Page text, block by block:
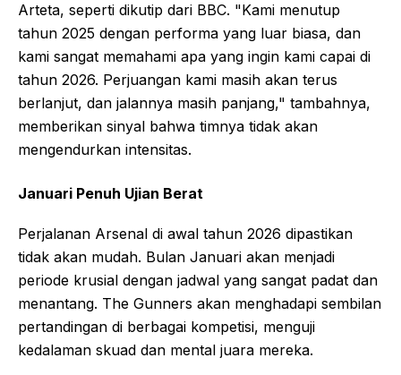
Arteta, seperti dikutip dari BBC. "Kami menutup
tahun 2025 dengan performa yang luar biasa, dan
kami sangat memahami apa yang ingin kami capai di
tahun 2026. Perjuangan kami masih akan terus
berlanjut, dan jalannya masih panjang," tambahnya,
memberikan sinyal bahwa timnya tidak akan
mengendurkan intensitas.
Januari Penuh Ujian Berat
Perjalanan Arsenal di awal tahun 2026 dipastikan
tidak akan mudah. Bulan Januari akan menjadi
periode krusial dengan jadwal yang sangat padat dan
menantang. The Gunners akan menghadapi sembilan
pertandingan di berbagai kompetisi, menguji
kedalaman skuad dan mental juara mereka.